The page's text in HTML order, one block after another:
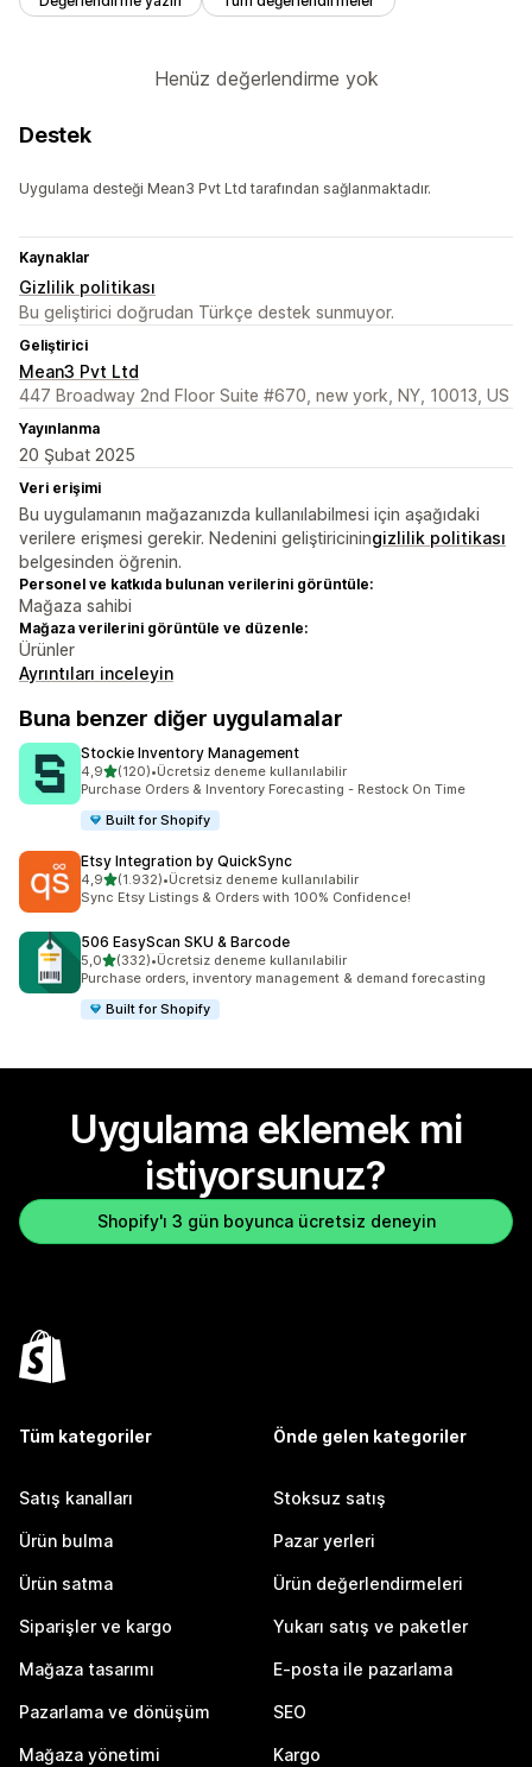
Henüz değerlendirme yok
Destek
Uygulama desteği Mean3 Pvt Ltd tarafından sağlanmaktadır.
Kaynaklar
Gizlilik politikası
Bu geliştirici doğrudan Türkçe destek sunmuyor.
Geliştirici
Mean3 Pvt Ltd
447 Broadway 2nd Floor Suite #670, new york, NY, 10013, US
Yayınlanma
20 Şubat 2025
Veri erişimi
Bu uygulamanın mağazanızda kullanılabilmesi için aşağıdaki
verilere erişmesi gerekir. Nedenini geliştiriciningizlilik politikası
belgesinden öğrenin.
Personel ve katkıda bulunan verilerini görüntüle:
Mağaza sahibi
Mağaza verilerini görüntüle ve düzenle:
Ürünler
Ayrıntıları inceleyin
Buna benzer diğer uygulamalar
Stockie Inventory Management
4,95 yıldız üzerinden
(120)
toplam 120 değerlendirme
•Ücretsiz deneme kullanılabilir
Purchase Orders & Inventory Forecasting - Restock On Time
Built for Shopify
Etsy Integration by QuickSync
4,95 yıldız üzerinden
(1.932)
toplam 1932 değerlendirme
•Ücretsiz deneme kullanılabilir
Sync Etsy Listings & Orders with 100% Confidence!
506 EasyScan SKU & Barcode
5,05 yıldız üzerinden
(332)
toplam 332 değerlendirme
•Ücretsiz deneme kullanılabilir
Purchase orders, inventory management & demand forecasting
Built for Shopify
Uygulama eklemek mi
istiyorsunuz?
Shopify'ı 3 gün boyunca ücretsiz deneyin
Tüm kategoriler
Satış kanalları
Ürün bulma
Ürün satma
Siparişler ve kargo
Mağaza tasarımı
Pazarlama ve dönüşüm
Mağaza yönetimi
Önde gelen kategoriler
Stoksuz satış
Pazar yerleri
Ürün değerlendirmeleri
Yukarı satış ve paketler
E-posta ile pazarlama
SEO
Kargo